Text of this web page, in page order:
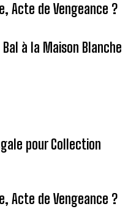
Acte de Vengeance ?
à la Maison Blanche
pour Collection
Acte de Vengeance ?